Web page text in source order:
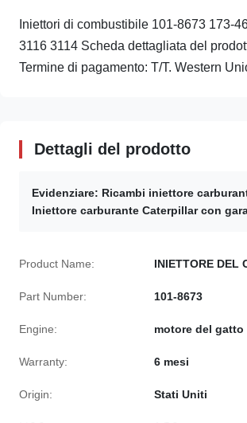
Iniettori di combustibile 101-8673 173-
3116 3114 Scheda dettagliata del
Termine di pagamento: T/T. Western
Dettagli del prodotto
Evidenziare: Ricambi iniettore
Iniettore carburante Caterpillar con
Product Name: INIETTORE DEL
Part Number: 101-8673
Engine: motore del gatto
Warranty: 6 mesi
Origin: Stati Uniti